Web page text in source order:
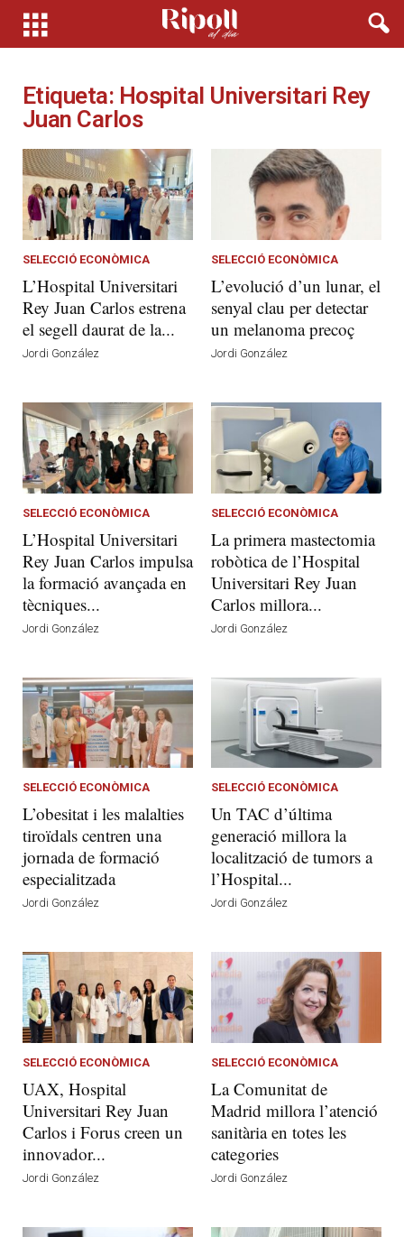
Etiqueta: Hospital Universitari Rey
Juan Carlos
SELECCIÓ ECONÒMICA
L’Hospital Universitari
Rey Juan Carlos estrena
el segell daurat de la...
Jordi González
SELECCIÓ ECONÒMICA
L’evolució d’un lunar, el
senyal clau per detectar
un melanoma precoç
Jordi González
SELECCIÓ ECONÒMICA
L’Hospital Universitari
Rey Juan Carlos impulsa
la formació avançada en
tècniques...
Jordi González
SELECCIÓ ECONÒMICA
La primera mastectomia
robòtica de l’Hospital
Universitari Rey Juan
Carlos millora...
Jordi González
SELECCIÓ ECONÒMICA
L’obesitat i les malalties
tiroïdals centren una
jornada de formació
especialitzada
Jordi González
SELECCIÓ ECONÒMICA
Un TAC d’última
generació millora la
localització de tumors a
l’Hospital...
Jordi González
SELECCIÓ ECONÒMICA
UAX, Hospital
Universitari Rey Juan
Carlos i Forus creen un
innovador...
Jordi González
SELECCIÓ ECONÒMICA
La Comunitat de
Madrid millora l’atenció
sanitària en totes les
categories
Jordi González